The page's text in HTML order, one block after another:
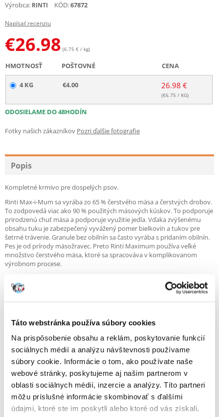
Táto webstránka používa súbory cookies
Na prispôsobenie obsahu a reklám, poskytovanie funkcií
sociálnych médií a analýzu návštevnosti používame
súbory cookie. Informácie o tom, ako používate naše
webové stránky, poskytujeme aj našim partnerom v
oblasti sociálnych médií, inzercie a analýzy. Títo partneri
môžu príslušné informácie skombinovať s ďalšími
údajmi, ktoré ste im poskytli alebo ktoré od vás získali,
Výrobca: RINTI KÓD:67872
Napísať recenziu
€26.98 (6.75 € / kg)
HMOTNOSŤ POŠTOVNÉ CENA
4 KG €4.00 26.98 €
(€6.75 / KG)
ODOSIELAME DO 48HODÍN
Fotky našich zákazníkov Pozri ďalšie fotografie
Popis
Kompletné krmivo pre dospelých psov.
Rinti Max-i-Mum sa vyrába zo 65 % čerstvého mäsa a čerstvých drobov.
To zodpovedá viac ako 90 % použitých mäsových kúskov. To podporuje
prirodzenú chuť mäsa a podporuje využitie jedla. Vďaka zvýšenému
obsahu tuku je zabezpečený vyvážený pomer bielkovín a tukov pre
šetrné trávenie. Granule bez obilnín sa často vyrába s pridaním obilnín.
Pes je od prírody mäsožravec. Preto Rinti Maximum používa veľké
množstvo čerstvého mäsa, ktoré sa spracováva v komplikovanom
výrobnom procese.
- s Freshness Plus: 90% čerstvosť
- bez obilnín
- s 30 % zeleniny
Zloženie
Čerstvé hovädzie mäso (min. 35 %), čerstvé kuracie mäso (min. 30 %),
zemiaky (sušené), mäsový hydrolyzát (3 %), hydinová mäsová múčka (2
%), hrach (sušený), zemiakový proteín, psyllium, ryby olej, pivovarské
kvasnice (sušené), mrkva (sušená).
Nutričné doplnkové látky / kg: